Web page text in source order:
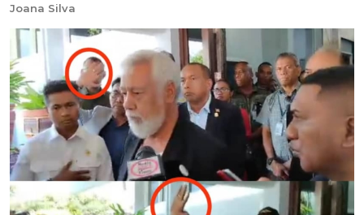
Joana Silva